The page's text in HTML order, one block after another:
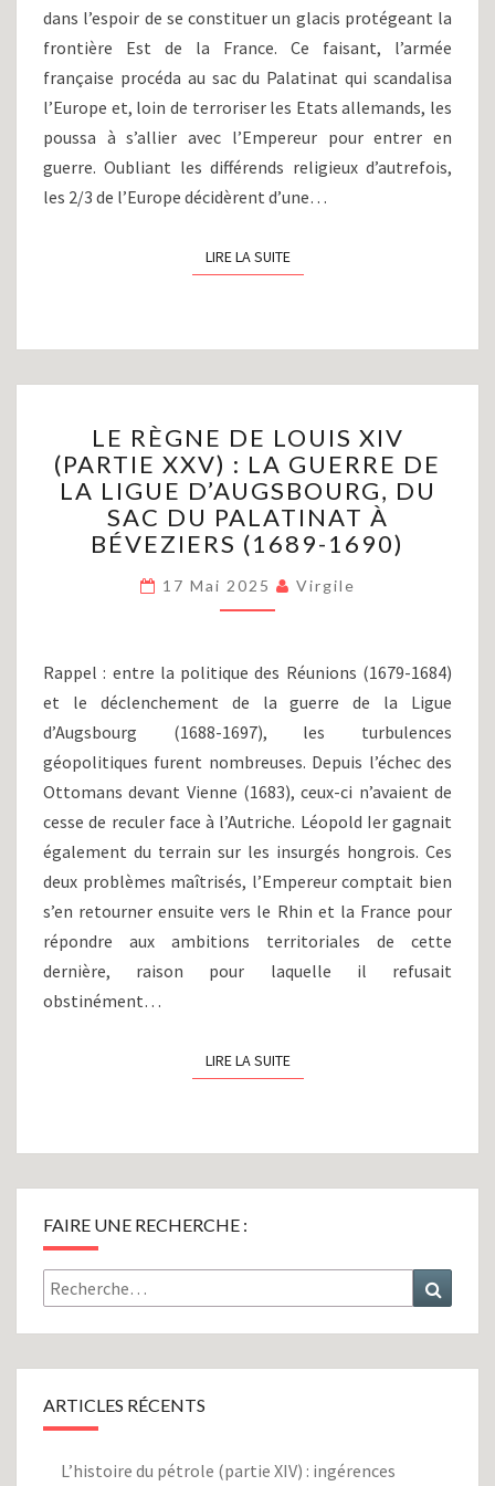
MONS
À
LA
HOUGUE
(1691-
dans l’espoir de se constituer un glacis protégeant la
frontière Est de la France. Ce faisant, l’armée
française procéda au sac du Palatinat qui scandalisa
l’Europe et, loin de terroriser les Etats allemands, les
poussa à s’allier avec l’Empereur pour entrer en
guerre. Oubliant les différends religieux d’autrefois,
les 2/3 de l’Europe décidèrent d’une…
LIRE LA SUITELIRE LA SUITE
RÈGNE
DE
LOUIS
XIV
(PARTIE
XXV)
:
LA
LA
LIGUE
D’AUGSBOURG,
DU
DU
PALATINAT
À
BÉVEZIERS
1690)
LE RÈGNE DE LOUIS XIV
(PARTIE XXV) : LA GUERRE DE
LA LIGUE D’AUGSBOURG, DU
SAC DU PALATINAT À
BÉVEZIERS (1689-1690)
17 Mai 2025 Virgile
Rappel : entre la politique des Réunions (1679-1684)
et le déclenchement de la guerre de la Ligue
d’Augsbourg (1688-1697), les turbulences
géopolitiques furent nombreuses. Depuis l’échec des
Ottomans devant Vienne (1683), ceux-ci n’avaient de
cesse de reculer face à l’Autriche. Léopold Ier gagnait
également du terrain sur les insurgés hongrois. Ces
deux problèmes maîtrisés, l’Empereur comptait bien
s’en retourner ensuite vers le Rhin et la France pour
répondre aux ambitions territoriales de cette
dernière, raison pour laquelle il refusait
obstinément…
LIRE LA SUITELIRE LA SUITE
FAIRE UNE RECHERCHE :
Rechercher :
ARTICLES RÉCENTS
L’histoire du pétrole (partie XIV) : ingérences